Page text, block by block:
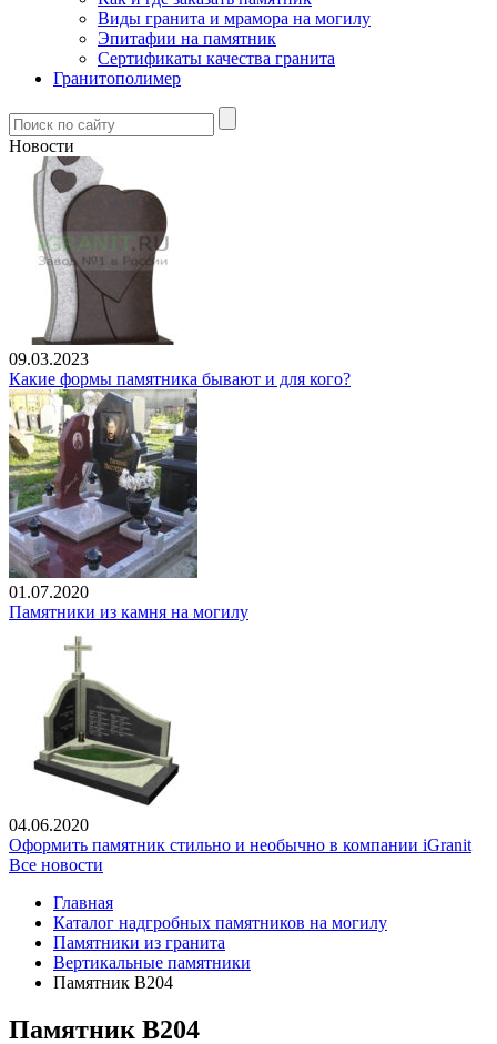
Виды гранита и мрамора на могилу
Эпитафии на памятник
Сертификаты качества гранита
Гранитополимер
Новости
09.03.2023
Какие формы памятника бывают и для кого?
01.07.2020
Памятники из камня на могилу
04.06.2020
Оформить памятник стильно и необычно в компании iGranit
Все новости
Главная
Каталог надгробных памятников на могилу
Памятники из гранита
Вертикальные памятники
Памятник В204
Памятник В204